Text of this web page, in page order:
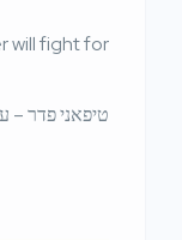
will fight for
טיפאני פדר –